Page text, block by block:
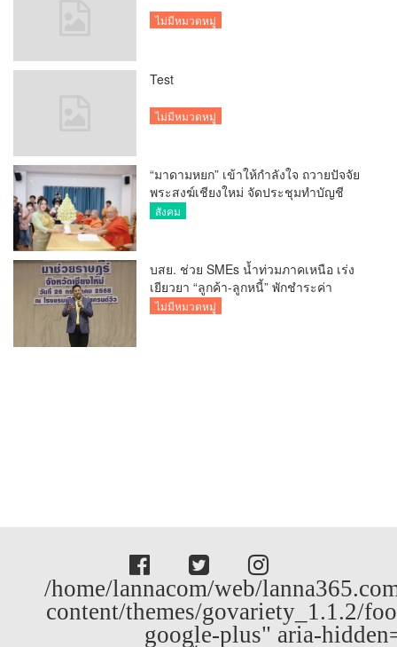
ไม่มีหมวดหมู่
Test
ไม่มีหมวดหมู่
“มาดามหยก” เข้าให้กำลังใจ ถวายปัจจัย
พระสงฆ์เชียงใหม่ จัดประชุมทำบัญชี
รายรับรายจ่ายของวัด กว่า 300 รูป ที่วัด
สังคม
บสย. ช่วย SMEs น้ำท่วมภาคเหนือ เร่ง
เยียวยา “ลูกค้า-ลูกหนี้” พักชำระค่า
ธรรมเนียม-ค่างวด
ไม่มีหมวดหมู่
/home/lannacom/web/
content/themes/govariety_1.1.2/
google-plus" aria-